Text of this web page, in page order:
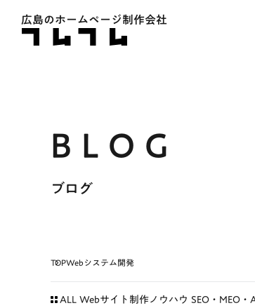
広島のホームページ制作会社
ブログ
TOPWebシステム開発
ALL Webサイト制作ノウハウ SEO・MEO・